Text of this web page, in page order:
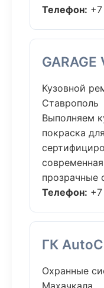
Телефон:
Кузовной
Ставрополь
Выполняем
покраска
прозрачные
Телефон:
ГК
Охранные
Махачкала